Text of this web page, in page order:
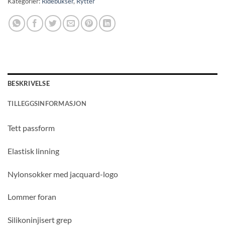
BESKRIVELSE
TILLEGGSINFORMASJON
Tett passform
Elastisk linning
Nylonsokker med jacquard-logo
Lommer foran
Silikoninjisert grep